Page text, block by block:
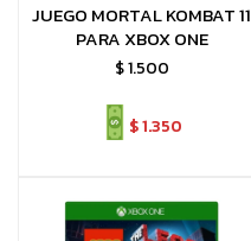
JUEGO MORTAL KOMBAT 11
PARA XBOX ONE
$1.500
$1.350